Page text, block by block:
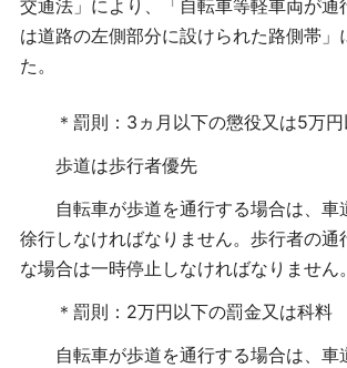
交通法」により、「自転車等軽車両が通
は道路の左側部分に設けられた路側帯」
た。
＊罰則： 3ヵ月以下の懲役又は5万
歩道は歩行者優先
自転車が歩道を通行する場合は、車
徐行しなければなりません。 歩行者の通
な場合は一時停止しなければなりません。
＊罰則：2万円以下の罰金又は科料
自転車が歩道を通行する場合は、車